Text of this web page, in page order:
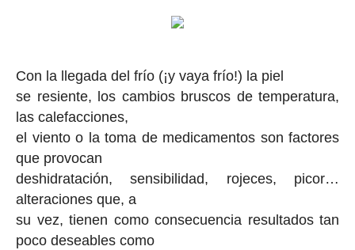
Con la llegada del frío (¡y vaya frío!) la piel
se resiente, los cambios bruscos de temperatura,
las calefacciones,
el viento o la toma de medicamentos son factores
que provocan
deshidratación, sensibilidad, rojeces, picor…
alteraciones que, a
su vez, tienen como consecuencia resultados tan
poco deseables como